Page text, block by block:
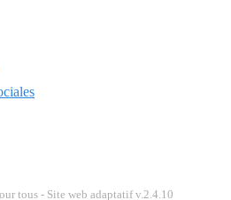
tous - Site web adaptatif v.2.4.10